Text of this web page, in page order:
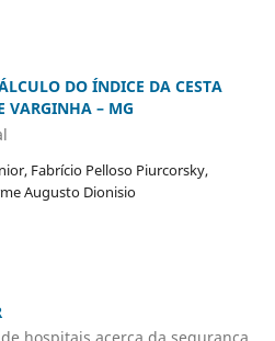
DO ÍNDICE DA CESTA
VARGINHA – MG
Fabrício Pelloso Piurcorsky,
Augusto Dionisio